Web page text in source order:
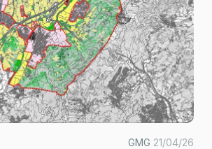
GMG 21/04/26